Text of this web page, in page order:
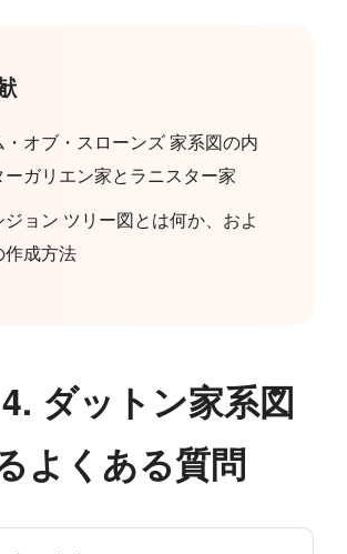
オブ・スローンズ 家系図の内
ーガリエン家とラニスター家
ジョン ツリー図とは何か、およ
作成方法
ダットン家系図
よくある質問